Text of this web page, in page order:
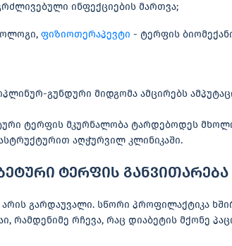
ინფექციების მართვა;
ფიზიოთერაპევტი - ტერფის
გუნდური მიდგომა ამცირებს
ტერფის მკურნალობა ტარდებოდეს
აღჭურვილ კლინიკაში.
ტერფის განვითარება
გარდაუვალი. სწორი პროფილაქტიკა
რამდენიმე რჩევა, რაც დიაბეტის მქონე